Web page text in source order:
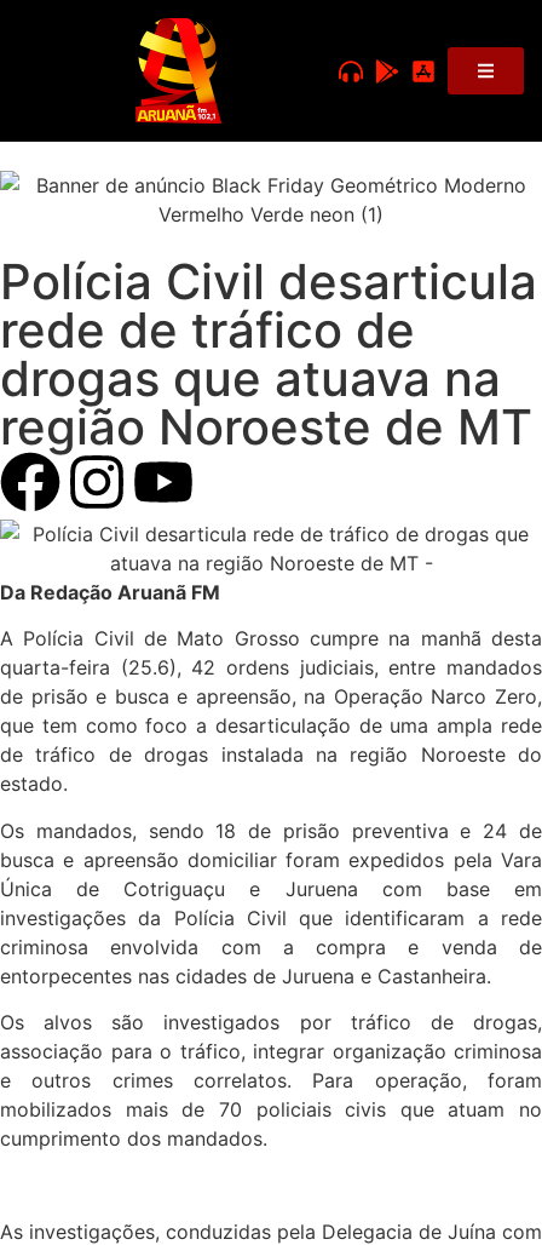
Polícia Civil desarticula
rede de tráfico de
drogas que atuava na
região Noroeste de MT
Da Redação Aruanã FM
A Polícia Civil de Mato Grosso cumpre na manhã desta
quarta-feira (25.6), 42 ordens judiciais, entre mandados
de prisão e busca e apreensão, na Operação Narco Zero,
que tem como foco a desarticulação de uma ampla rede
de tráfico de drogas instalada na região Noroeste do
estado.
Os mandados, sendo 18 de prisão preventiva e 24 de
busca e apreensão domiciliar foram expedidos pela Vara
Única de Cotriguaçu e Juruena com base em
investigações da Polícia Civil que identificaram a rede
criminosa envolvida com a compra e venda de
entorpecentes nas cidades de Juruena e Castanheira.
Os alvos são investigados por tráfico de drogas,
associação para o tráfico, integrar organização criminosa
e outros crimes correlatos. Para operação, foram
mobilizados mais de 70 policiais civis que atuam no
cumprimento dos mandados.
As investigações, conduzidas pela Delegacia de Juína com